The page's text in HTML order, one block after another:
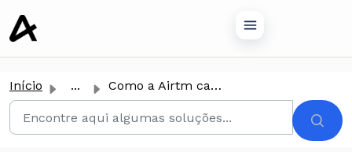
principal
Início ... Como a Airtm calcula as tarifas?